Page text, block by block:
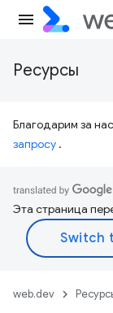
Ресурсы
Благодарим за
запросу .
Эта страница
web.dev